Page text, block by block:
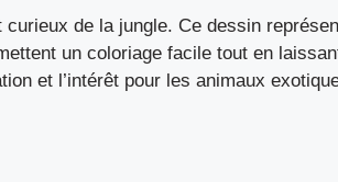
de la jungle. Ce dessin
un coloriage facile tout en
et l’intérêt pour les animaux